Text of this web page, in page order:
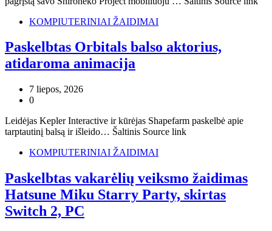
KOMPIUTERINIAI ŽAIDIMAI
Paskelbtas Orbitals balso aktorius,
atidaroma animacija
7 liepos, 2026
0
Leidėjas Kepler Interactive ir kūrėjas Shapefarm paskelbė apie
tarptautinį balsą ir išleido… Šaltinis Source link
KOMPIUTERINIAI ŽAIDIMAI
Paskelbtas vakarėlių veiksmo žaidimas
Hatsune Miku Starry Party, skirtas
Switch 2, PC